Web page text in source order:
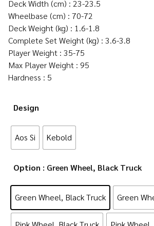
Deck Width (cm) : 23-23.5
Wheelbase (cm) : 70-72
Deck Weight (kg) : 1.6-1.8
Complete Set Weight (kg) : 3.6-3.8
Player Weight : 35-75
Max Player Weight : 95
Hardness : 5
Design
Aos Si Kebold
Option : Green Wheel, Black Truck
Green Wheel, Black Truck Green